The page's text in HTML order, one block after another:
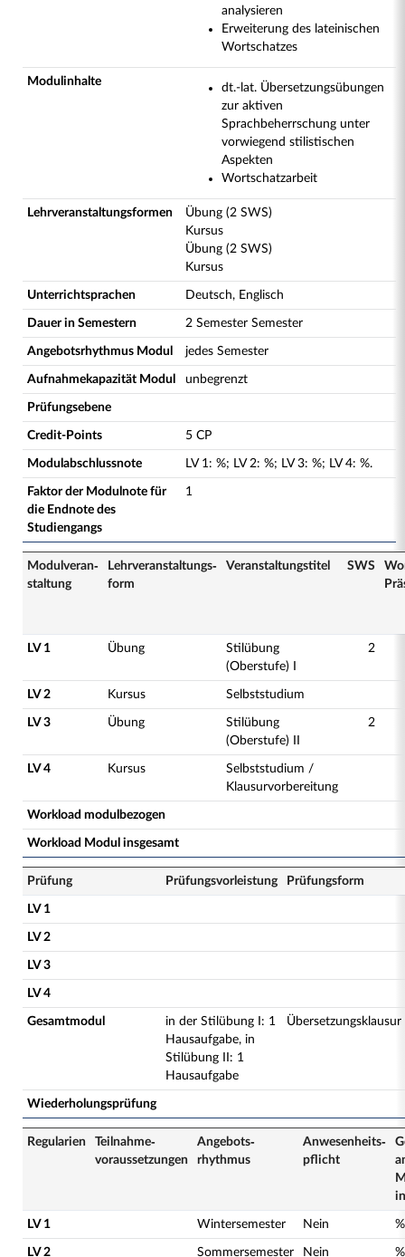
analysieren
Erweiterung des lateinischen
Wortschatzes
Modulinhalte
dt.-lat. Übersetzungsübungen
zur aktiven
Sprachbeherrschung unter
vorwiegend stilistischen
Aspekten
Wortschatzarbeit
Lehrveranstaltungsformen
Übung (2 SWS)
Kursus
Übung (2 SWS)
Kursus
Unterrichtsprachen Deutsch, Englisch
Dauer in Semestern 2 Semester Semester
Angebotsrhythmus Modul jedes Semester
Aufnahmekapazität Modul unbegrenzt
Prüfungsebene
Credit-Points 5 CP
Modulabschlussnote LV 1: %; LV 2: %; LV 3: %; LV 4: %.
Faktor der Modulnote für
die Endnote des
Studiengangs
1
Modulveran­
staltung
Lehrveranstaltungs­
form
Veranstaltungs­titel SWS
LV 1 Übung
Stilübung
(Oberstufe) I
2
LV 2 Kursus Selbststudium
LV 3 Übung
Stilübung
(Oberstufe) II
2
LV 4 Kursus
Selbststudium /
Klausurvorbereitung
Workload modulbezogen
Workload Modul insgesamt
Prüfung Prüfungsvorleistung Prüfungsform
LV 1
LV 2
LV 3
LV 4
Gesamtmodul
in der Stilübung I: 1
Hausaufgabe, in
Stilübung II: 1
Hausaufgabe
Übersetzungsklausur
Wiederholungsprüfung
Regularien
Teilnahme­
voraussetzungen
Angebots­
rhythmus
Anwesenheits­
pflicht
LV 1 Wintersemester Nein %
LV 2 Sommersemester Nein %